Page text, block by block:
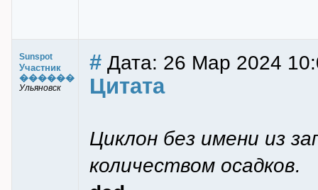
Sunspot
Участник
������
Ульяновск
# Дата: 26 Мар 2024
Цитата
Циклон без имени из
количеством осадков.